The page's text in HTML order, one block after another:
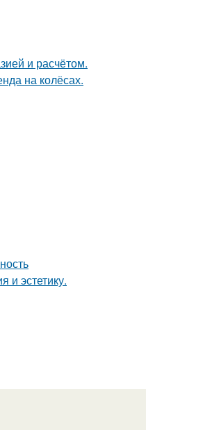
и расчётом.
на колёсах.
и эстетику.